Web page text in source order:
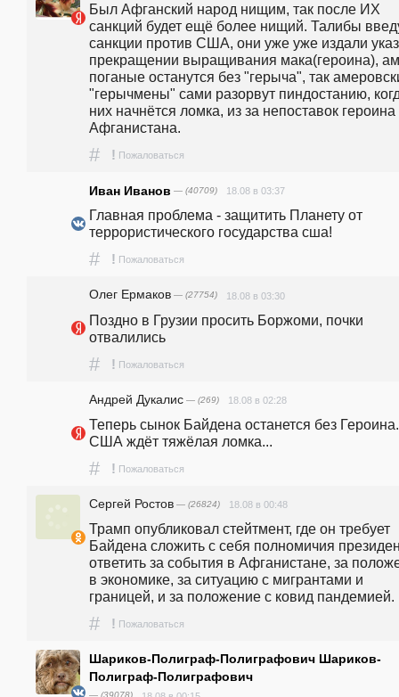
Был Афганский народ нищим, так после ИХ
санкций будет ещё более нищий. Талибы
санкции против США, они уже уже издали
прекращении выращивания мака(героина),
поганые останутся без "герыча", так
"герычмены" сами разорвут пиндостанию,
них начнётся ломка, из за непоставок героина
Афганистана.
# ! Пожаловаться
Иван Иванов — (40709) 18.08 в 03:37
Главная проблема - защитить Планету от
террористического государства сша!
# ! Пожаловаться
Олег Ермаков — (27754) 18.08 в 03:30
Поздно в Грузии просить Боржоми, почки
отвалились
# ! Пожаловаться
Андрей Дукалис — (269) 18.08 в 02:28
Теперь сынок Байдена останется без Героина.
США ждёт тяжёлая ломка...
# ! Пожаловаться
Сергей Ростов — (26824) 18.08 в 00:48
Трамп опубликовал стейтмент, где он требует
Байдена сложить с себя полномичия
ответить за события в Афганистане, за
в экономике, за ситуацию с мигрантами и
границей, и за положение с ковид пандемией.
# ! Пожаловаться
Шариков-Полиграф-Полиграфович Шариков-
Полиграф-Полиграфович